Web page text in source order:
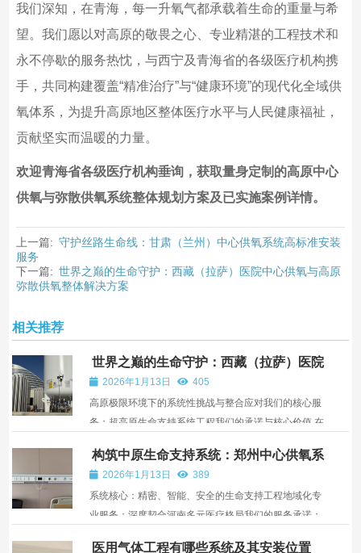
我们深知，在青海，每一升氧气都承载着生命的重量与希
望。我们愿以对高原的敬畏之心、专业精湛的工程技术和
永不停歇的服务热忱，与西宁及青海省的各级医疗机构携
手，共同构建覆盖“精准治疗”与“健康环境”的现代化全域供
氧体系，为提升高原地区整体医疗水平与人民健康福祉，
贡献坚实而温暖的力量。
欢迎青海省各级医疗机构垂询，获取量身定制的高原中心
供氧与弥散供氧系统整体规划方案及已实施案例详情。
上一篇: 守护丝路生命线：甘肃（兰州）中心供氧系统高标准安装
服务
下一篇: 世界之巅的生命守护：西藏（拉萨）医院中心供氧与高原
弥散供氧整体解决方案
相关推荐
世界之巅的生命守护：西藏（拉萨）医院
中心供氧与高原弥散供氧整体解决方案
2026年1月13日
405
高原极限环境下的系统性挑战与整合应对我们的核心服
务：超高原生命支持系统工程我们的承诺与核心价值 在
关键资源，更是保障人类正常生理机能的生存基础。平
均海拔超过3650米的极端环境，对现代医疗系统构成
了独特的...
构筑中原生命支持系统：郑州中心供氧系
统服务，护航河南医疗康养机构
2026年1月13日
389
系统核心：精密、智能、安全的生命支持工程地域化专
业服务：深度契合河南多元医疗格局我们的服务承诺：
医用气体工程有哪些系统及其安装位置